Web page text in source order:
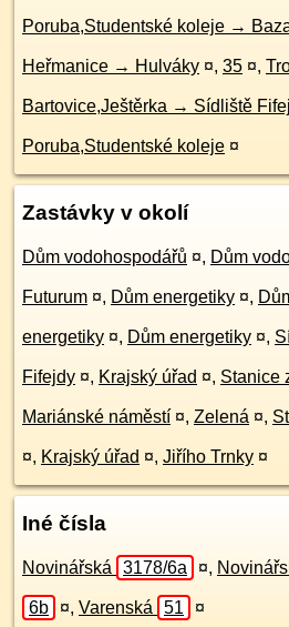
Poruba,Studentské koleje →
Heřmanice → Hulváky ¤, 35 ¤,
Bartovice,Ještěrka → Sídliště
Poruba,Studentské koleje ¤
Zastávky v okolí
Dům vodohospodářů ¤, Dům
Futurum ¤, Dům energetiky ¤,
energetiky ¤, Dům energetiky ¤,
Fifejdy ¤, Krajský úřad ¤, Stanice
Mariánské náměstí ¤, Zelená ¤,
¤, Krajský úřad ¤, Jiřího Trnky ¤
Iné čísla
Novinářská 3178/6a ¤,
6b ¤, Varenská 51 ¤